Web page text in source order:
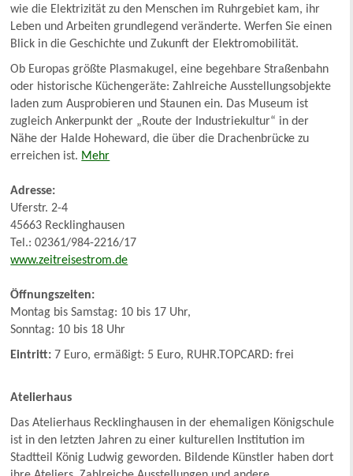
wie die Elektrizität zu den Menschen im Ruhrgebiet kam, ihr
Leben und Arbeiten grundlegend veränderte. Werfen Sie einen
Blick in die Geschichte und Zukunft der Elektromobilität.
Ob Europas größte Plasmakugel, eine begehbare Straßenbahn
oder historische Küchengeräte: Zahlreiche Ausstellungsobjekte
laden zum Ausprobieren und Staunen ein. Das Museum ist
zugleich Ankerpunkt der „Route der Industriekultur“ in der
Nähe der Halde Hoheward, die über die Drachenbrücke zu
erreichen ist. Mehr
Adresse:
Uferstr. 2-4
45663 Recklinghausen
Tel.: 02361/984-2216/17
www.zeitreisestrom.de
Öffnungszeiten:
Montag bis Samstag: 10 bis 17 Uhr,
Sonntag: 10 bis 18 Uhr
Eintritt: 7 Euro, ermäßigt: 5 Euro, RUHR.TOPCARD: frei
Atelierhaus
Das Atelierhaus Recklinghausen in der ehemaligen Königschule
ist in den letzten Jahren zu einer kulturellen Institution im
Stadtteil König Ludwig geworden. Bildende Künstler haben dort